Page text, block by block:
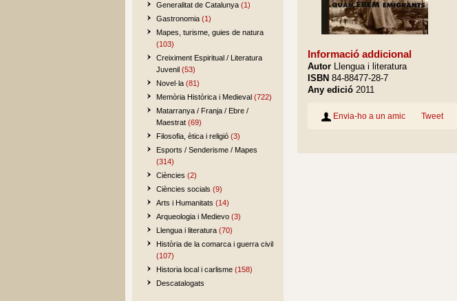
Generalitat de Catalunya (1)
Gastronomia (1)
Mapes, turisme, guies de natura
(103)
Creiximent Espiritual / Literatura
Juvenil (53)
Novel·la (81)
Memòria Històrica i Medieval (722)
Matarranya / Franja / Ebre /
Maestrat (69)
Filosofia, ètica i religió (3)
Esports / Senderisme / Mapes
(314)
Ciències (2)
Ciències socials (9)
Arts i Humanitats (14)
Arqueologia i Medievo (3)
Llengua i literatura (70)
Història de la comarca i guerra civil
(107)
Historia local i carlisme (158)
Descatalogats
Informació addicional
Autor Llengua i literatura
ISBN 84-88477-28-7
Any edició 2011
Envia-ho a un amic Tweet